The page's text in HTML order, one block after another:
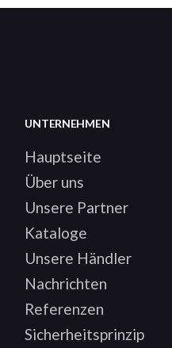
UNTERNEHMEN
Hauptseite
Über uns
Unsere Partner
Kataloge
Unsere Händler
Nachrichten
Referenzen
Sicherheitsprinzip